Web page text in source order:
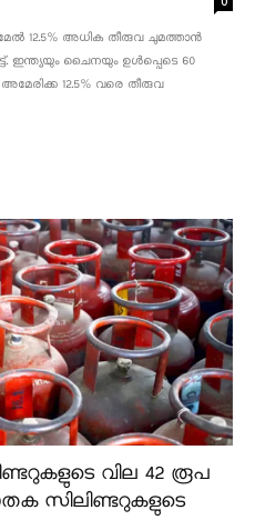
12.5% അധിക തീരുവ ചുമത്താൻ
ഇന്ത്യയും ചൈനയും ഉൾപ്പെടെ 60
12.5% ​​വരെ തീരുവ
വില 42 രൂപ
സിലിണ്ടറുകളുടെ